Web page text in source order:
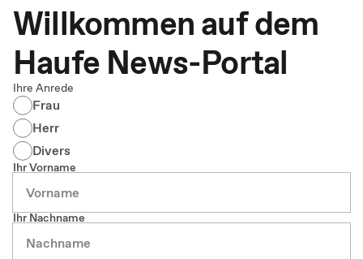
Willkommen auf dem
Haufe News-Portal
Ihre Anrede
Frau
Herr
Divers
Ihr Vorname
Ihr Nachname